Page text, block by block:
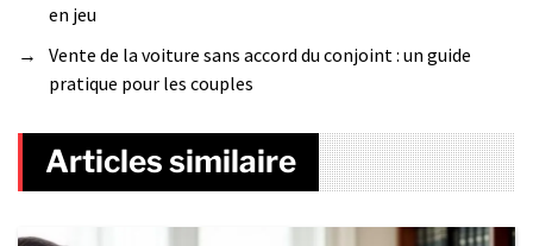
en jeu
→
Vente de la voiture sans accord du conjoint : un guide
pratique pour les couples
Articles similaire